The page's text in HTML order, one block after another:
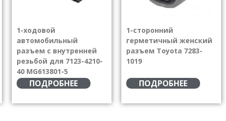
1-ходовой
автомобильный
разъем с внутренней
резьбой для 7123-4210-
40 MG613801-5
ПОДРОБНЕЕ
1-сторонний
герметичный женский
разъем Toyota 7283-
1019
ПОДРОБНЕЕ